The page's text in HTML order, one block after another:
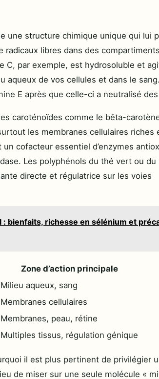
une structure chimique unique qui lui
radicaux libres dans des
C, par exemple, est hydrosoluble et
aqueux de vos cellules et dans le
E après que celle-ci a neutralisé
caroténoïdes comme le bêta-
les membranes cellulaires riches
cofacteur essentiel d’enzymes
Les polyphénols du thé vert ou du
directe et régulatrice sur les voies
: bienfaits, richesse en sélénium et
Zone d’action principale
Milieu aqueux, sang
Membranes cellulaires
Membranes, peau, rétine
Multiples tissus, régulation génique
il est plus pertinent de privilégier
de miser sur une seule molécule «